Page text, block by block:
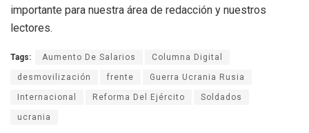
importante para nuestra área de redacción y nuestros
lectores.
Tags: Aumento De Salarios Columna Digital
desmovilización frente Guerra Ucrania Rusia
Internacional Reforma Del Ejército Soldados
ucrania